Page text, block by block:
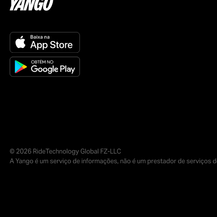
© 2026 RideTechnology Global FZ-LLC
A Yango é um serviço de informações, não é um prestador de